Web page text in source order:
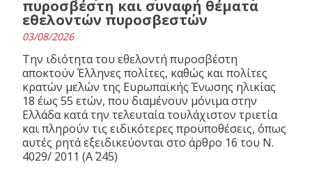
πυροσβέστη και συναφή θέματα
εθελοντών πυροσβεστών
03/08/2026
Την ιδιότητα του εθελοντή πυροσβέστη
αποκτούν Έλληνες πολίτες, καθώς και πολίτες
κρατών μελών της Ευρωπαϊκής Ένωσης ηλικίας
18 έως 55 ετών, που διαμένουν μόνιμα στην
Ελλάδα κατά την τελευταία τουλάχιστον τριετία
και πληρούν τις ειδικότερες προϋποθέσεις, όπως
αυτές ρητά εξειδικεύονται στο άρθρο 16 του N.
4029/ 2011 (Α΄ 245)